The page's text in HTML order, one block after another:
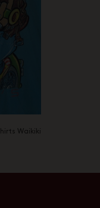
Waikiki